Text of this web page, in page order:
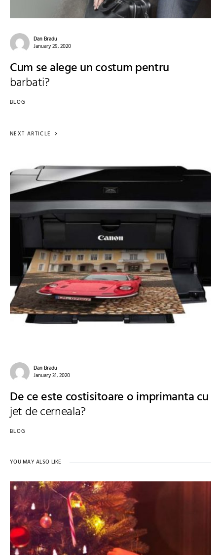
Dan Bradu
January 29, 2020
Cum se alege un costum pentru
barbati?
BLOG
NEXT ARTICLE
Dan Bradu
January 31, 2020
De ce este costisitoare o imprimanta cu
jet de cerneala?
BLOG
YOU MAY ALSO LIKE